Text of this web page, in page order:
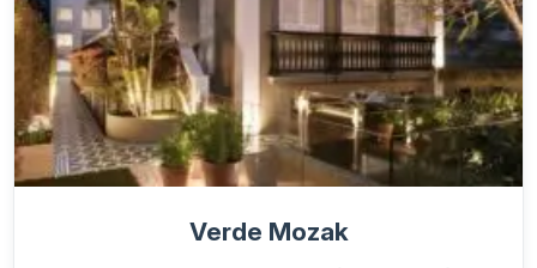
Verde Mozak